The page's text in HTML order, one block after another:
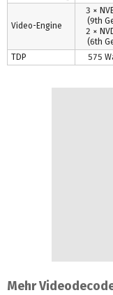
Video-Engine
3 ×
(9th
2 ×
(6th
TDP
575
Mehr